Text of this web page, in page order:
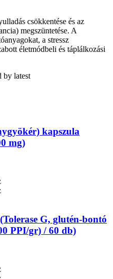
csökkentése és az
megszüntetése. A
a stressz
életmódbeli és táplálkozási
by latest
kapszula
mg)
G, glutén-bontó
PPI/gr) / 60 db)